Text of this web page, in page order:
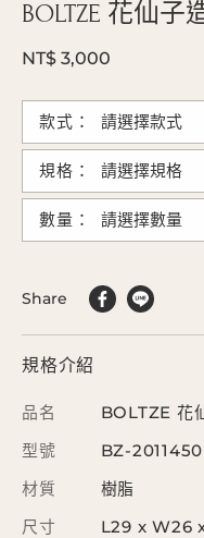
BOLTZE 花仙子
NT$ 3,000
款式：
規格：
數量：
Share
規格介紹
品名
BOLTZE 花
型號
BZ-2011450
材質
樹脂
尺寸
L29 x W26